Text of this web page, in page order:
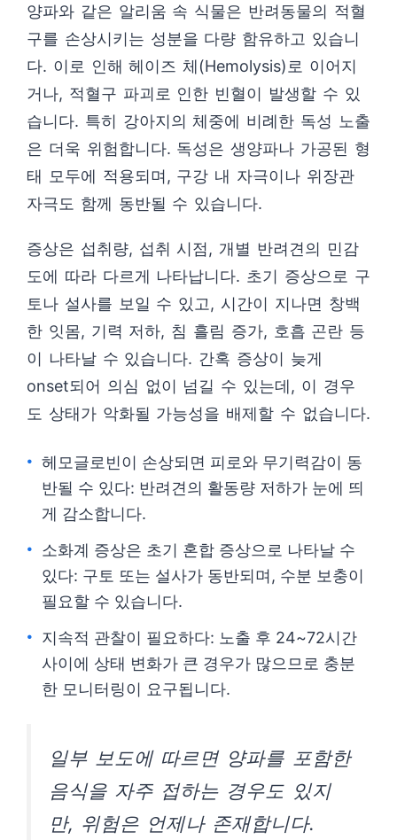
양파와 같은 알리움 속 식물은 반려동물의 적혈
구를 손상시키는 성분을 다량 함유하고 있습니
다. 이로 인해 헤이즈 체(Hemolysis)로 이어지
거나, 적혈구 파괴로 인한 빈혈이 발생할 수 있
습니다. 특히 강아지의 체중에 비례한 독성 노출
은 더욱 위험합니다. 독성은 생양파나 가공된 형
태 모두에 적용되며, 구강 내 자극이나 위장관
자극도 함께 동반될 수 있습니다.
증상은 섭취량, 섭취 시점, 개별 반려견의 민감
도에 따라 다르게 나타납니다. 초기 증상으로 구
토나 설사를 보일 수 있고, 시간이 지나면 창백
한 잇몸, 기력 저하, 침 흘림 증가, 호흡 곤란 등
이 나타날 수 있습니다. 간혹 증상이 늦게
onset되어 의심 없이 넘길 수 있는데, 이 경우
도 상태가 악화될 가능성을 배제할 수 없습니다.
헤모글로빈이 손상되면 피로와 무기력감이 동
반될 수 있다: 반려견의 활동량 저하가 눈에 띄
게 감소합니다.
소화계 증상은 초기 혼합 증상으로 나타날 수
있다: 구토 또는 설사가 동반되며, 수분 보충이
필요할 수 있습니다.
지속적 관찰이 필요하다: 노출 후 24~72시간
사이에 상태 변화가 큰 경우가 많으므로 충분
한 모니터링이 요구됩니다.
일부 보도에 따르면 양파를 포함한
음식을 자주 접하는 경우도 있지
만, 위험은 언제나 존재합니다.